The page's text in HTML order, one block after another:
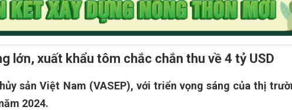
lớn, xuất khẩu tôm chắc chắn thu về 4 tỷ USD
sản Việt Nam (VASEP), với triển vọng sáng của thị
2024.